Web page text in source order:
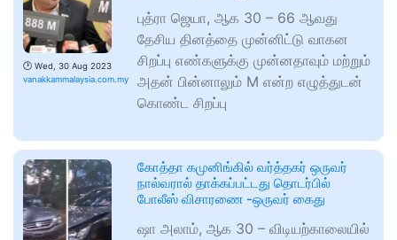
🕑 Wed, 30 Aug 2023
vanakkammalaysia.com.my
புத்ரா ஜெயா, ஆக 30 – 66 ஆவது
தேசிய தினத்தை முன்னிட்டு வாகன
சிறப்பு எண்களுக்கு முன்னதாவும் மற்றும்
அதன் பின்னாலும் M என்ற எழுத்துடன்
கொண்ட சிறப்பு
கோத்தா கமுனிங்கில் வர்த்தகர் ஒருவர்
நால்வரால் தாக்கப்பட்டது தொடர்பில்
போலீஸ் விசாரணை -ஒருவர் கைது
ஷா அலாம், ஆக 30 – விடியற்காலையில்